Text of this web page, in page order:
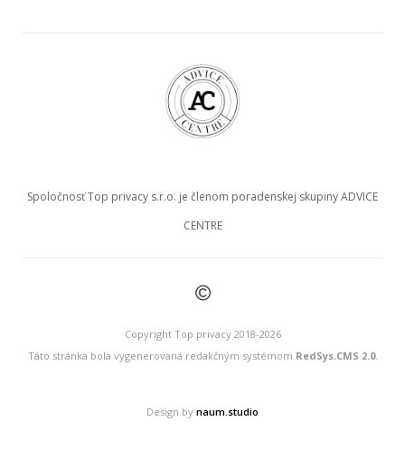
Spoločnosť Top privacy s.r.o. je členom poradenskej skupiny ADVICE
CENTRE
©
Copyright Top privacy 2018-2026
Táto stránka bola vygenerovaná redakčným systémom RedSys.CMS 2.0.
Design by naum.studio